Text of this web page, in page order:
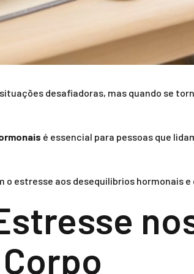
desafiadoras, mas quando se
é essencial para pessoas que
o estresse aos desequilíbrios hormonais